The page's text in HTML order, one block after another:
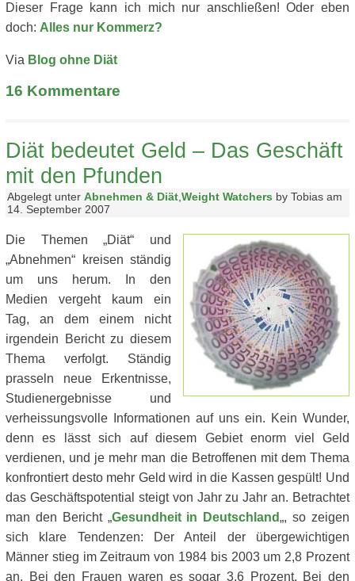
Dieser Frage kann ich mich nur anschließen! Oder eben
doch: Alles nur Kommerz?
Via Blog ohne Diät
16 Kommentare
Diät bedeutet Geld – Das Geschäft
mit den Pfunden
Abgelegt unter Abnehmen & Diät Weight Watchers by Tobias am
14. September 2007
Die Themen „Diät“ und
„Abnehmen“ kreisen ständig
um uns herum. In den
Medien vergeht kaum ein
Tag, an dem einem nicht
irgendein Bericht zu diesem
Thema verfolgt. Ständig
prasseln neue Erkentnisse,
Studienergebnisse und
verheissungsvolle Informationen auf uns ein. Kein Wunder,
denn es lässt sich auf diesem Gebiet enorm viel Geld
verdienen, und je mehr man die Betroffenen mit dem Thema
konfrontiert desto mehr Geld wird in die Kassen gespült! Und
das Geschäftspotential steigt von Jahr zu Jahr an. Betrachtet
man den Bericht „Gesundheit in Deutschland„, so zeigen
sich klare Tendenzen: Der Anteil der übergewichtigen
Männer stieg im Zeitraum von 1984 bis 2003 um 2,8 Prozent
an. Bei den Frauen waren es sogar 3,6 Prozent. Bei den